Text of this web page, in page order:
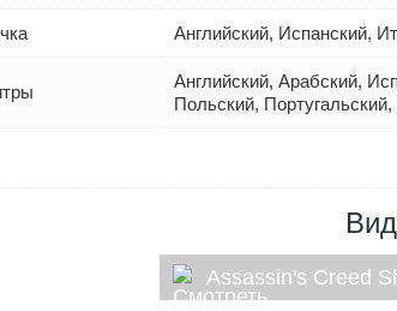
Английский, Испанский,
Английский, Арабский,
Польский,
Assassin's Creed